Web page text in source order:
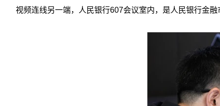
视频连线另一端，人民银行607会议室内，是人民银行金